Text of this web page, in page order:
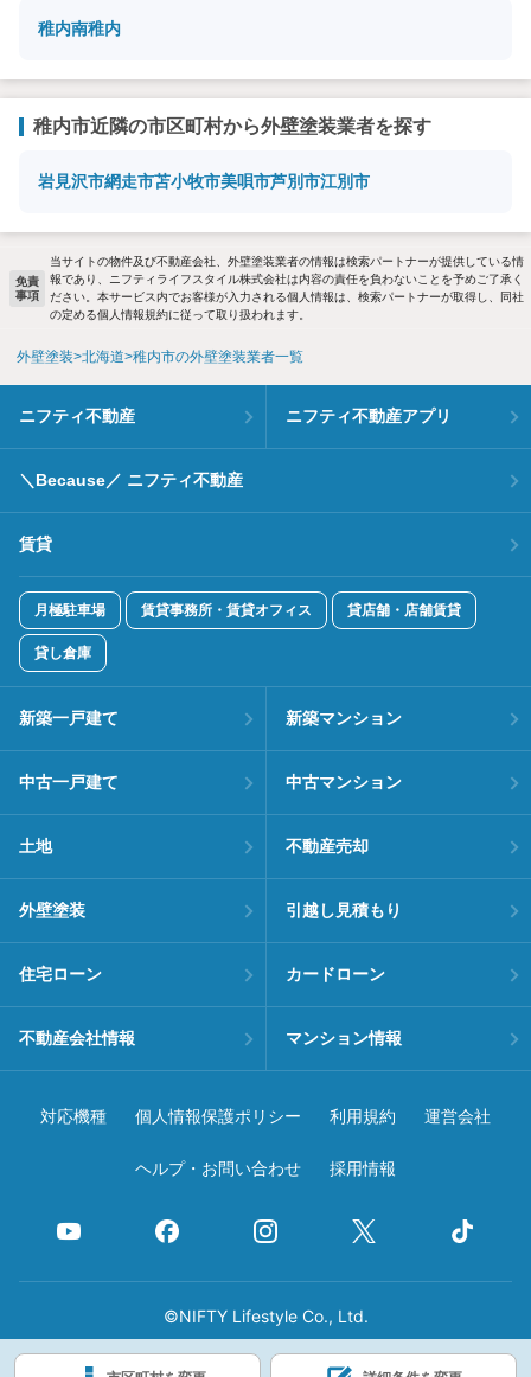
稚内南稚内
稚内市近隣の市区町村から外壁塗装業者を探す
岩見沢市網走市苫小牧市美唄市芦別市江別市
免責
事項
当サイトの物件及び不動産会社、外壁塗装業者の情報は検索パートナーが提供している情
報であり、ニフティライフスタイル株式会社は内容の責任を負わないことを予めご了承く
ださい。本サービス内でお客様が入力される個人情報は、検索パートナーが取得し、同社
の定める個人情報規約に従って取り扱われます。
外壁塗装 北海道 稚内市の外壁塗装業者一覧
ニフティ不動産 ニフティ不動産アプリ
＼Because／ ニフティ不動産
賃貸
月極駐車場 賃貸事務所・賃貸オフィス 貸店舗・店舗賃貸
貸し倉庫
新築一戸建て 新築マンション
中古一戸建て 中古マンション
土地 不動産売却
外壁塗装 引越し見積もり
住宅ローン カードローン
不動産会社情報 マンション情報
対応機種 個人情報保護ポリシー 利用規約 運営会社
ヘルプ・お問い合わせ 採用情報
©NIFTY Lifestyle Co., Ltd.